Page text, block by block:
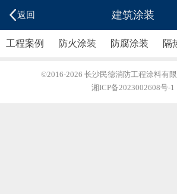
返回 建筑涂装
工程案例 防火涂装 防腐涂装 隔
©2016-2026 长沙民德消防工程涂料有
湘ICP备2023002608号-1